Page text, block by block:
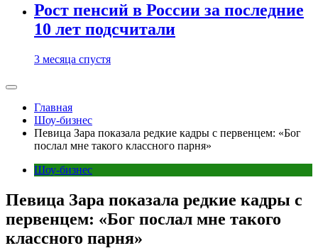
Рост пенсий в России за последние
10 лет подсчитали
3 месяца спустя
Главная
Шоу-бизнес
Певица Зара показала редкие кадры с первенцем: «Бог
послал мне такого классного парня»
Шоу-бизнес
Певица Зара показала редкие кадры с
первенцем: «Бог послал мне такого
классного парня»